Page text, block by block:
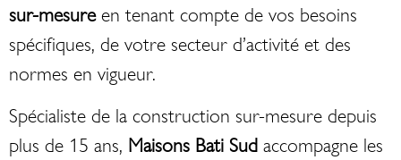
sur-mesureen tenant compte de vos besoins
spécifiques, de votre secteur d’activité et des
normes en vigueur.
Spécialiste de la construction sur-mesure depuis
plus de 15 ans, Maisons Bati Sud accompagne les